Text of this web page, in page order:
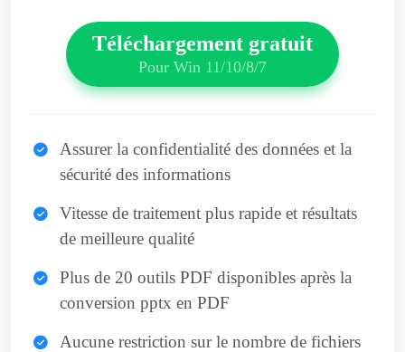
Téléchargement gratuit
Pour Win 11/10/8/7
Assurer la confidentialité des données et la
sécurité des informations
Vitesse de traitement plus rapide et résultats
de meilleure qualité
Plus de 20 outils PDF disponibles après la
conversion pptx en PDF
Aucune restriction sur le nombre de fichiers